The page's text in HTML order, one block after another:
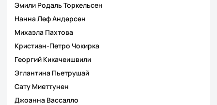
Эмили Родаль Торкельсен
Нанна Леф Андерсен
Михаэла Пахтова
Кристиан-Петро Чокирка
Георгий Кикачеишвили
Эглантина Пьетрушай
Сату Миеттунен
Джоанна Вассалло